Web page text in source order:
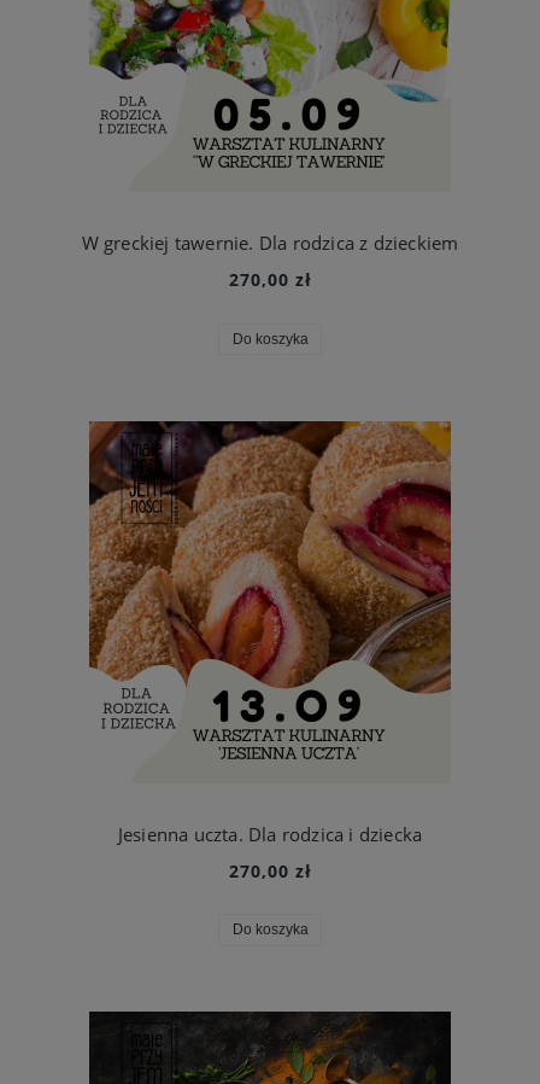
W greckiej tawernie. Dla rodzica z dzieckiem
270,00 zł
Do koszyka
Jesienna uczta. Dla rodzica i dziecka
270,00 zł
Do koszyka